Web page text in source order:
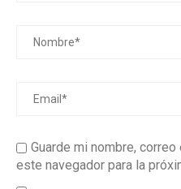
Guarde mi nombre,
este navegador para la